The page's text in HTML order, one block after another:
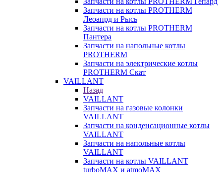
Запчасти на котлы PROTHERM
Леоапрд и Рысь
Запчасти на котлы PROTHERM
Пантера
Запчасти на напольные котлы
PROTHERM
Запчасти на электрические котлы
PROTHERM Скат
VAILLANT
Назад
VAILLANT
Запчасти на газовые колонки
VAILLANT
Запчасти на конденсационные котлы
VAILLANT
Запчасти на напольные котлы
VAILLANT
Запчасти на котлы VAILLANT
turboMAX и atmoMAX